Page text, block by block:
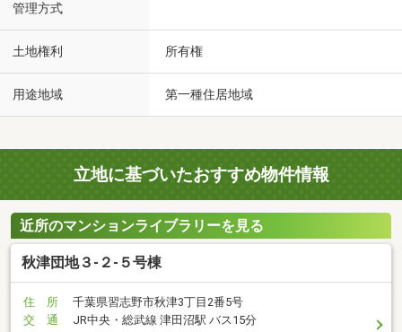
管理方式
土地権利 所有権
用途地域 第一種住居地域
立地に基づいたおすすめ物件情報
近所のマンションライブラリーを見る
秋津団地３-２-５号棟
住 所
千葉県習志野市秋津3丁目2番5号
交 通
JR中央・総武線 津田沼駅 バス15分